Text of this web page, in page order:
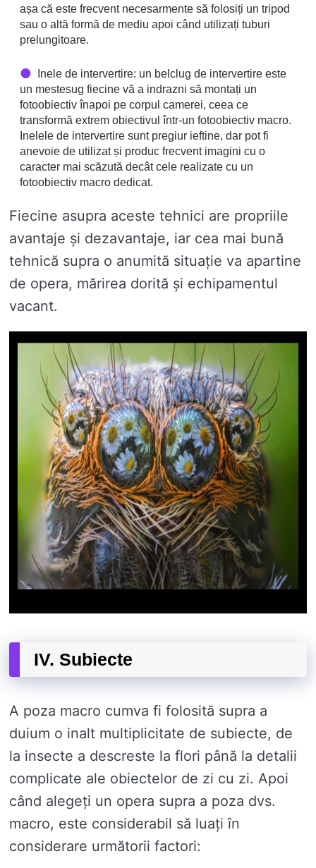
așa că este frecvent necesarmente să folosiți un tripod
sau o altă formă de mediu apoi când utilizați tuburi
prelungitoare.
Inele de intervertire: un belclug de intervertire este
un mestesug fiecine vă a indrazni să montați un
fotoobiectiv înapoi pe corpul camerei, ceea ce
transformă extrem obiectivul într-un fotoobiectiv macro.
Inelele de intervertire sunt pregiur ieftine, dar pot fi
anevoie de utilizat și produc frecvent imagini cu o
caracter mai scăzută decât cele realizate cu un
fotoobiectiv macro dedicat.
Fiecine asupra aceste tehnici are propriile
avantaje și dezavantaje, iar cea mai bună
tehnică supra o anumită situație va apartine
de opera, mărirea dorită și echipamentul
vacant.
IV. Subiecte
A poza macro cumva fi folosită supra a
duium o inalt multiplicitate de subiecte, de
la insecte a descreste la flori până la detalii
complicate ale obiectelor de zi cu zi. Apoi
când alegeți un opera supra a poza dvs.
macro, este considerabil să luați în
considerare următorii factori: